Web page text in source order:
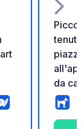
da
panini in loco.